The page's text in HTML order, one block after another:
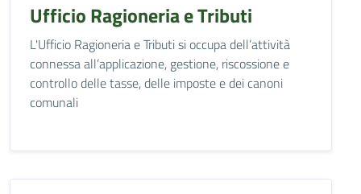
Ufficio Ragioneria e Tributi
L'Ufficio Ragioneria e Tributi si occupa dell’attività
connessa all’applicazione, gestione, riscossione e
controllo delle tasse, delle imposte e dei canoni
comunali